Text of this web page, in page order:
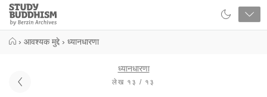
Close
Study
Buddhism
› आवश्यक मुद्दे › ध्यानधारणा
ध्यानधारणा
लेख १३ / १३